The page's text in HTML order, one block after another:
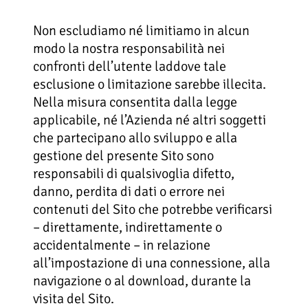
Non escludiamo né limitiamo in alcun
modo la nostra responsabilità nei
confronti dell’utente laddove tale
esclusione o limitazione sarebbe illecita.
Nella misura consentita dalla legge
applicabile, né l’Azienda né altri soggetti
che partecipano allo sviluppo e alla
gestione del presente Sito sono
responsabili di qualsivoglia difetto,
danno, perdita di dati o errore nei
contenuti del Sito che potrebbe verificarsi
– direttamente, indirettamente o
accidentalmente – in relazione
all’impostazione di una connessione, alla
navigazione o al download, durante la
visita del Sito.